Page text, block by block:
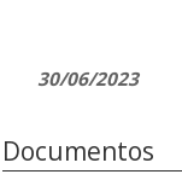
30/06/2023
Documentos